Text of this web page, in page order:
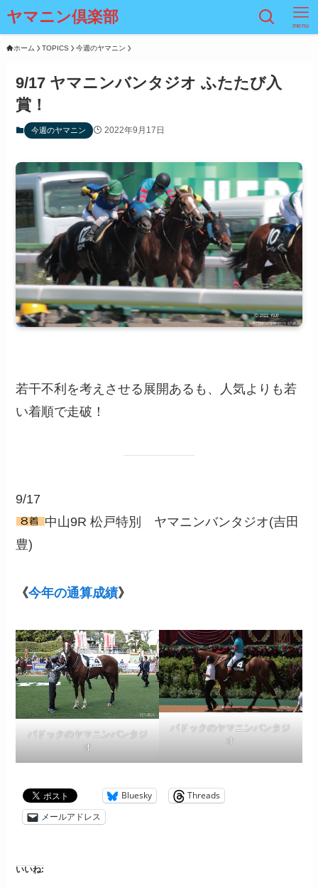
ヤマニン倶楽部 menu
ホーム TOPICS 今週のヤマニン
9/17 ヤマニンバンタジオ ふたたび入
賞！
今週のヤマニン 2022年9月17日
若干不利を考えさせる展開あるも、人気よりも若
い着順で走破！
9/17
中山9R 松戸特別 ヤマニンバンタジオ(吉田
豊)
《今年の通算成績》
パドックのヤマニンバンタジ
オ
パドックのヤマニンバンタジ
オ
Bluesky
Threads
メールアドレス
いいね: